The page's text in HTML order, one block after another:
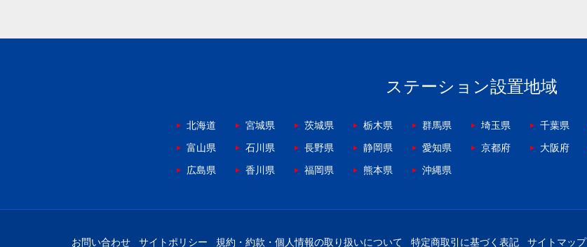
ステーション設置地域
北海道 宮城県 茨城県 栃木県 群馬県 埼玉県 千葉県
富山県
石川県 長野県 静岡県 愛知県 京都府 大阪府
広島県
香川県 福岡県 熊本県 沖縄県
お問い合わせ サイトポリシー 規約・約款・個人情報の取り扱いについて 特定商取引に基づく表記 サイトマップ